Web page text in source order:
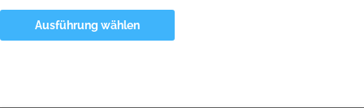
Ausführung wählen